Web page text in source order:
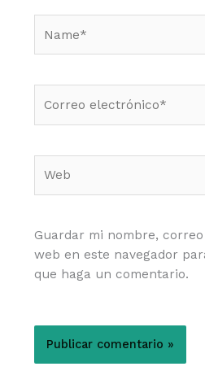
electrónico*
Guardar mi nombre,
web en este navegador
que haga un comentario.